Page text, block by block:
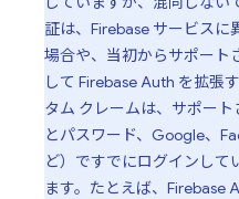
証は、Firebase サービスに
場合や、当初からサポート
して Firebase Auth を拡張
タム クレームは、サポー
とパスワード、Google、
ど）ですでにログインし
ます。たとえば、Firebase